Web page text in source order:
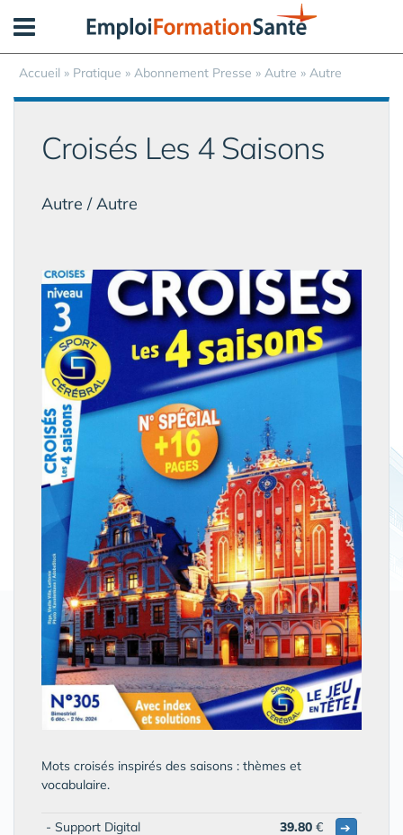
Accueil » Pratique » Abonnement Presse » Autre » Autre
Croisés Les 4 Saisons
Autre / Autre
Mots croisés inspirés des saisons : thèmes et
vocabulaire.
- Support Digital 39.80 € ➔